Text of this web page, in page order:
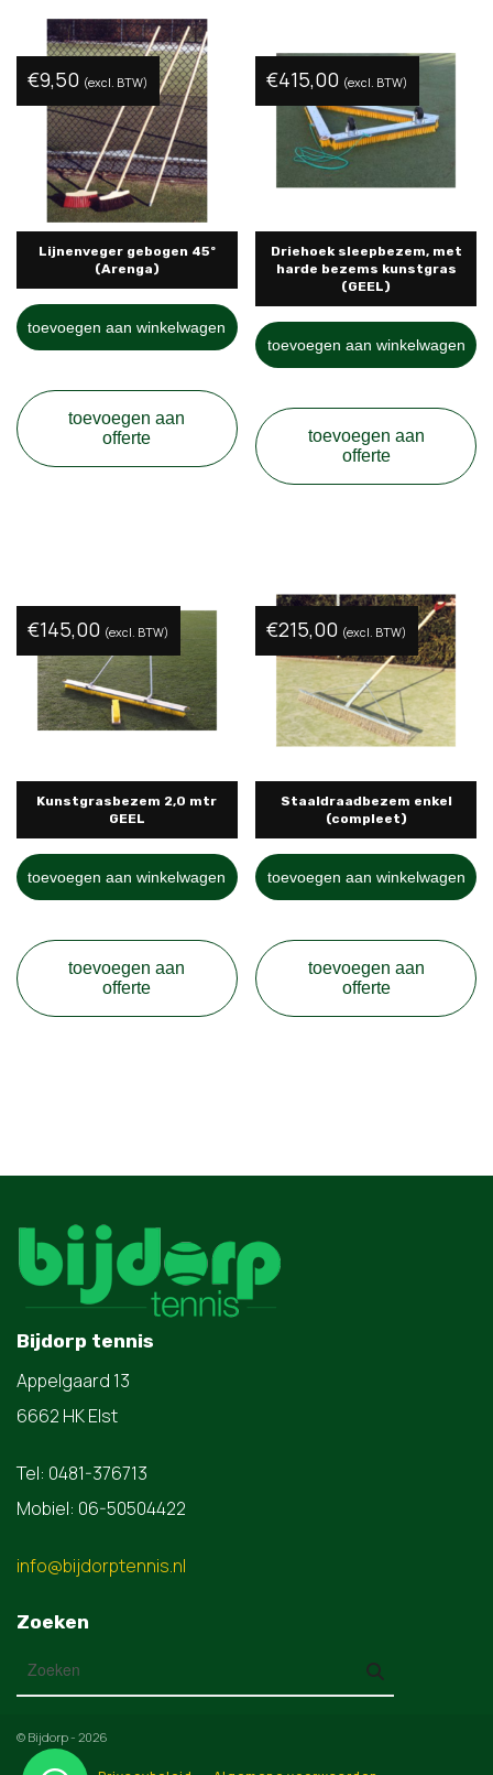
Lijnenveger gebogen 45º
(Arenga)
€9,50 (excl. BTW)
toevoegen aan winkelwagen
toevoegen aan
offerte
Driehoek sleepbezem, met
harde bezems kunstgras
(GEEL)
€415,00 (excl. BTW)
toevoegen aan winkelwagen
toevoegen aan
offerte
Kunstgrasbezem 2,0 mtr
GEEL
€145,00 (excl. BTW)
toevoegen aan winkelwagen
toevoegen aan
offerte
Staaldraadbezem enkel
(compleet)
€215,00 (excl. BTW)
toevoegen aan winkelwagen
toevoegen aan
offerte
Bijdorp tennis
Appelgaard 13
6662 HK Elst
Tel: 0481-376713
Mobiel: 06-50504422
info@bijdorptennis.nl
Zoeken
© Bijdorp - 2026